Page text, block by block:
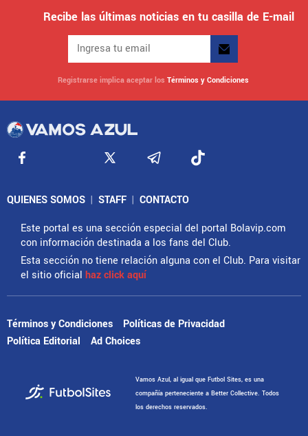
Recibe las últimas noticias en tu casilla de E-mail
Registrarse implica aceptar los Términos y Condiciones
QUIENES SOMOS | STAFF | CONTACTO
Este portal es una sección especial del portal Bolavip.com
con información destinada a los fans del Club.
Esta sección no tiene relación alguna con el Club. Para visitar
el sitio oficial haz click aquí
Términos y Condiciones
Políticas de Privacidad
Política Editorial
Ad Choices
Vamos Azul, al igual que Futbol Sites, es una
compañía perteneciente a Better Collective. Todos
los derechos reservados.